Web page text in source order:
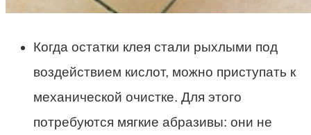
Когда остатки клея стали рыхлыми под
воздействием кислот, можно приступать к
механической очистке. Для этого
потребуются мягкие абразивы: они не